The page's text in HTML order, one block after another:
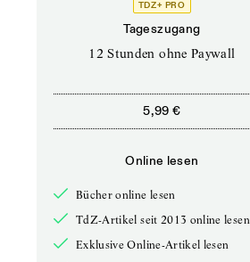
TDZ+ PRO
Tageszugang
12 Stunden ohne Paywall
5,99 €
Online lesen
Bücher online lesen
TdZ-Artikel seit 2013 online lesen
Exklusive Online-Artikel lesen